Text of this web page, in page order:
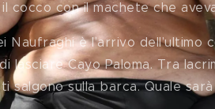
cocco con il machete che
è l’arrivo
lasciare Cayo Paloma. Tra
salgono sulla barca. Quale